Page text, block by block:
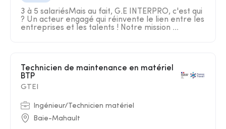
3 à 5 salariésMais au fait, G.E INTERPRO, c'est qui
? Un acteur engagé qui réinvente le lien entre les
entreprises et les talents ! Notre mission ...
BTP
GTEI
Ingénieur/Technicien matériel
Baie-Mahault